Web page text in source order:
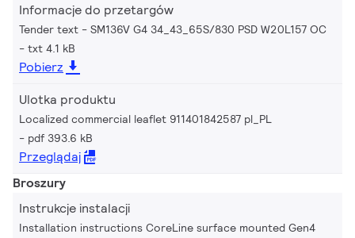
Informacje do przetargów
Tender text - SM136V G4 34_43_65S/830 PSD W20L157 OC
txt 4.1 kB
Pobierz
Ulotka produktu
Localized commercial leaflet 911401842587 pl_PL
pdf 393.6 kB
Przeglądaj
Broszury
Instrukcje instalacji
Installation instructions CoreLine surface mounted Gen4